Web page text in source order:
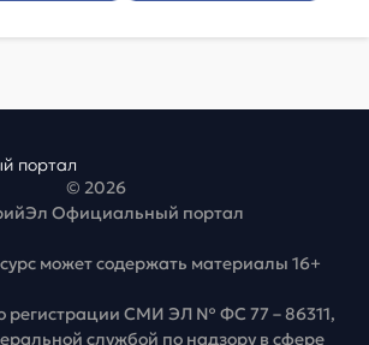
портал
© 2026
Официальный портал
может содержать материалы 16+
регистрации СМИ ЭЛ № ФС 77 – 86311,
службой по надзору в сфере